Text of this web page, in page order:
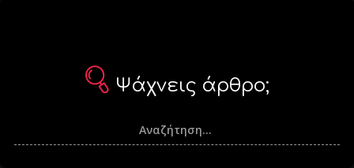
Ψάχνεις άρθρο;